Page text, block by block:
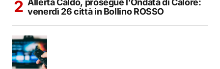
Allerta Caldo, prosegue l’Ondata di Calore:
venerdì 26 città in Bollino ROSSO